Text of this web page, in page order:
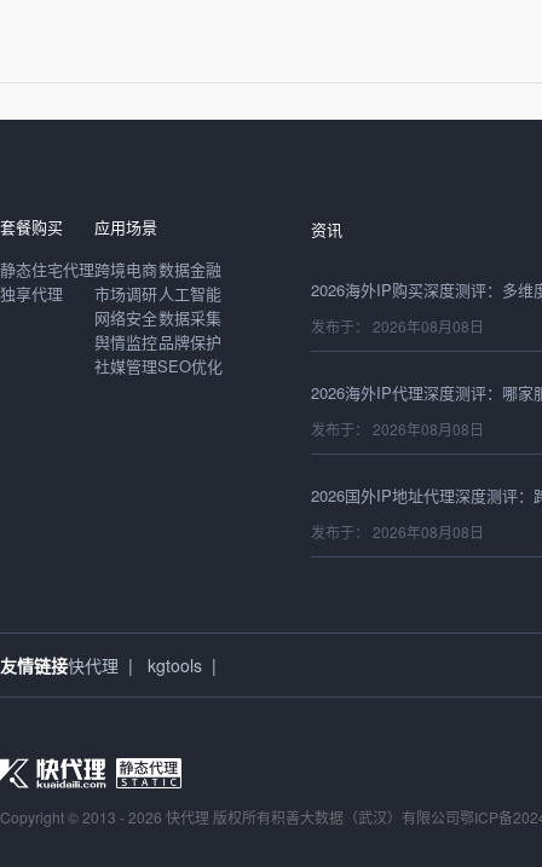
套餐购买
静态住宅代理
独享代理
应用场景
跨境电商
市场调研
网络安全
舆情监控
社媒管理
数据金融
人工智能
数据采集
品牌保护
SEO优化
资讯
发布于： 2026年08月08日
发布于： 2026年08月08日
发布于： 2026年08月08日
发布于： 2026年08月08日
发布于： 2026年08月08日
友情链接快代理 | kgtools |
Copyright © 2013 - 2026 快代理 版权所有积善大数据（武汉）有限公司鄂ICP备